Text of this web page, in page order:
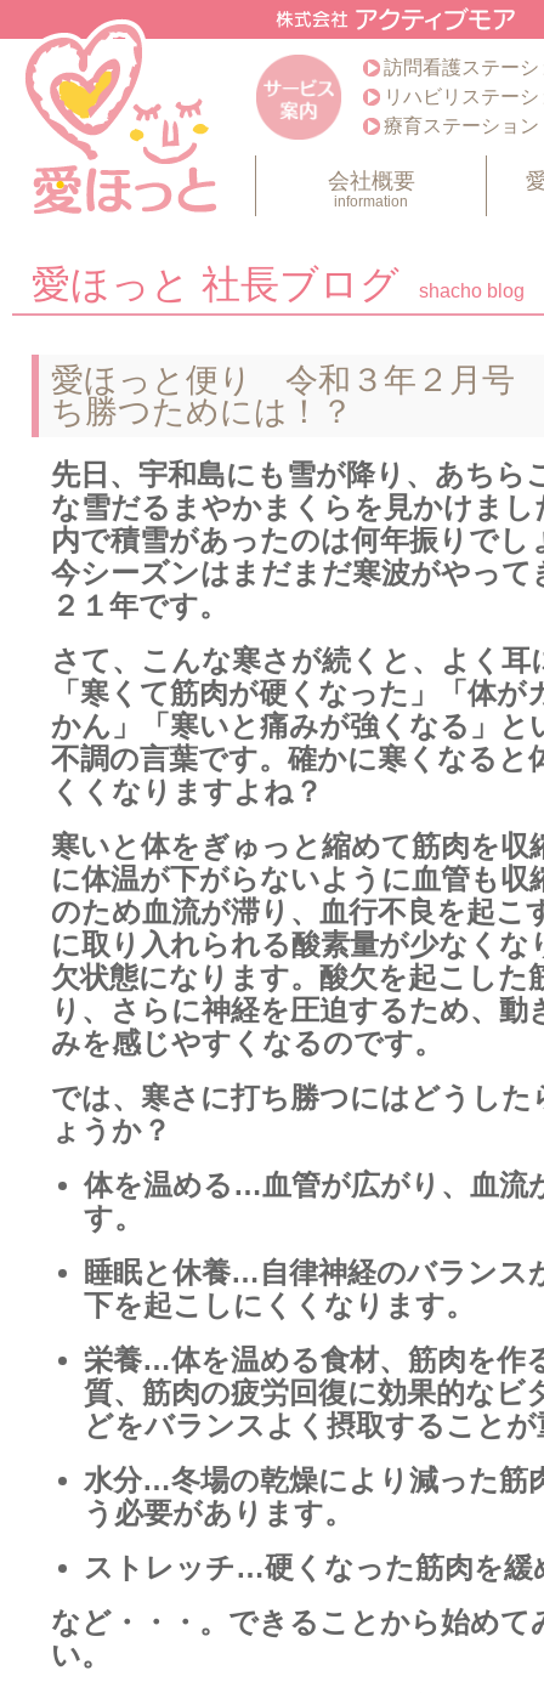
訪問看護ステー
リハビリステー
療育ステーション
会社概要
information
愛ほっと 社長ブログ shacho blog
愛ほっと便り 令和３年２月号
ち勝つためには！？
先日、宇和島にも雪が降り、あちら
な雪だるまやかまくらを見かけまし
内で積雪があったのは何年振りでし
今シーズンはまだまだ寒波がやって
２１年です。
さて、こんな寒さが続くと、よく耳
「寒くて筋肉が硬くなった」「体が
かん」「寒いと痛みが強くなる」と
不調の言葉です。確かに寒くなると
くくなりますよね？
寒いと体をぎゅっと縮めて筋肉を収
に体温が下がらないように血管も収
のため血流が滞り、血行不良を起こ
に取り入れられる酸素量が少なくな
欠状態になります。酸欠を起こした
り、さらに神経を圧迫するため、動
みを感じやすくなるのです。
では、寒さに打ち勝つにはどうした
ょうか？
体を温める…血管が広がり、血流
す。
睡眠と休養…自律神経のバランス
下を起こしにくくなります。
栄養…体を温める食材、筋肉を作
質、筋肉の疲労回復に効果的な ビ
どをバランスよく摂取すること
水分…冬場の乾燥により減った筋
う必要があります。
ストレッチ…硬くなった筋肉を
など・・・。できることから始めて
い。